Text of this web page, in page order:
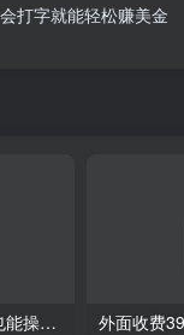
打字就能轻松赚美金
AI起号撸爆头条，小白也能操作，日入2000+